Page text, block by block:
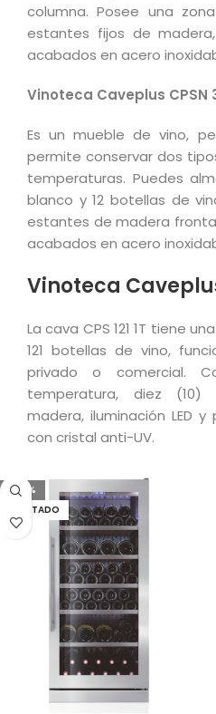
columna. Posee una
estantes fijos de
acabados en acero
Vinoteca Caveplus CPSN
Es un mueble de vino,
permite conservar dos
temperaturas. Puedes
blanco y 12 botellas de
estantes de madera
acabados en acero
Vinoteca Caveplus
La cava CPS 121 1T tiene
121 botellas de vino,
privado o comercial.
temperatura, diez (10)
madera, iluminación LED
con cristal anti-UV.
-24%
AGOTADO